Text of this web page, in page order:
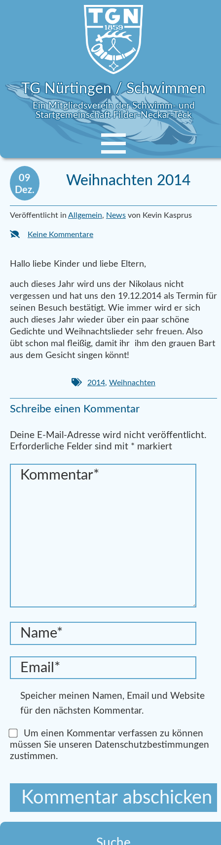
TG Nürtingen / Schwimmen
Ein Mitgliedsverein der Schwimm- und
Startgemeinschaft Filder-Neckar-Teck
09
Dez.
Weihnachten 2014
Veröffentlicht in Allgemein, News von Kevin Kasprus
Keine Kommentare
Hallo liebe Kinder und liebe Eltern,
auch dieses Jahr wird uns der Nikolaus nicht
vergessen und hat uns den 19.12.2014 als Termin für
seinen Besuch bestätigt. Wie immer wird er sich
auch dieses Jahr wieder über ein paar schöne
Gedichte und Weihnachtslieder sehr freuen. Also
übt schon mal fleißig, damit ihr ihm den grauen Bart
aus dem Gesicht singen könnt!
2014, Weihnachten
Schreibe einen Kommentar
Deine E-Mail-Adresse wird nicht veröffentlicht.
Erforderliche Felder sind mit * markiert
Speicher meinen Namen, Email und Website
für den nächsten Kommentar.
Um einen Kommentar verfassen zu können
müssen Sie unseren Datenschutzbestimmungen
zustimmen.